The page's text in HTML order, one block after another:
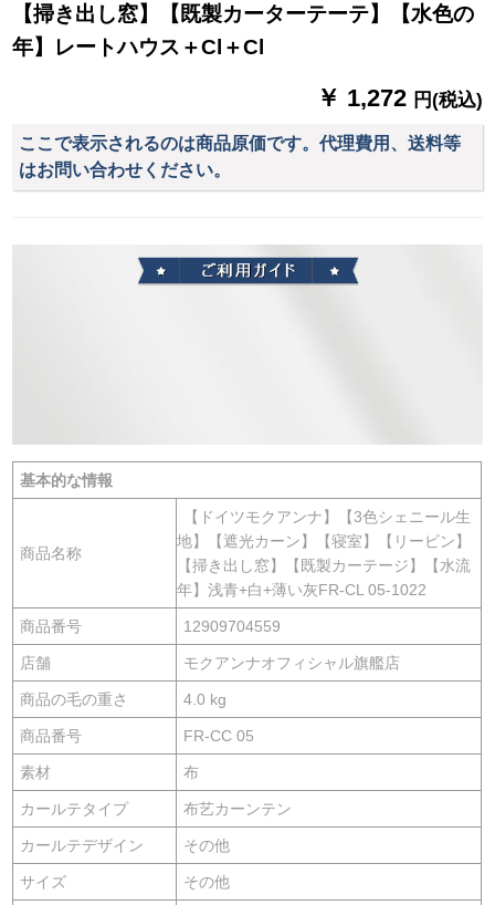
【掃き出し窓】【既製カーターテーテ】【水色の
年】レートハウス＋Cl＋Cl
￥ 1,272 円(税込)
ここで表示されるのは商品原価です。代理費用、送料等
はお問い合わせください。
基本的な情報
商品名称
【ドイツモクアンナ】【3色シェニール生
地】【遮光カーン】【寝室】【リービン】
【掃き出し窓】【既製カーテージ】【水流
年】浅青+白+薄い灰FR-CL 05-1022
商品番号 12909704559
店舗 モクアンナオフィシャル旗艦店
商品の毛の重さ 4.0 kg
商品番号 FR-CC 05
素材 布
カールテタイプ 布艺カーンテン
カールテデザイン その他
サイズ その他